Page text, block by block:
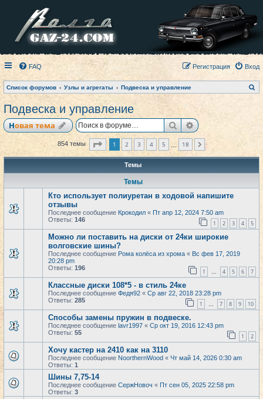
FAQ Вход
Регистрация
Список форумов Узлы и агрегаты Подвеска и управление
о
Подвеска и управление
Новая тема ПоискРасширенный
854 темы Страница из
1 2 3 4 5 18 След.
Темы
Темы
Кто использует полиуретан в ходовой напишите
отзывы
Последнее сообщение Крокодил « Пт апр 12, 2024 7:50 am
Ответы: 146 1 2 3 4 5
Можно ли поставить на диски от 24ки широкие
волговские шины?
Последнее сообщение Рома колёса из хрома « Вс фев 17, 2019
20:28 pm
Ответы: 196 1 … 4 5 6 7
Классные диски 108*5 - в стиль 24ке
Последнее сообщение Федя92 « Ср авг 22, 2018 23:28 pm
Ответы: 285 1 … 7 8 9 10
Способы замены пружин в подвеске.
Последнее сообщение lavr1997 « Ср окт 19, 2016 12:43 pm
Ответы: 55 1 2
Хочу кастер на 2410 как на 3110
Последнее сообщение NoorthernWood « Чт май 14, 2026 0:30 am
Ответы: 1
Шины 7,75-14
Последнее сообщение СержНовоч « Пт сен 05, 2025 22:58 pm
Ответы: 3